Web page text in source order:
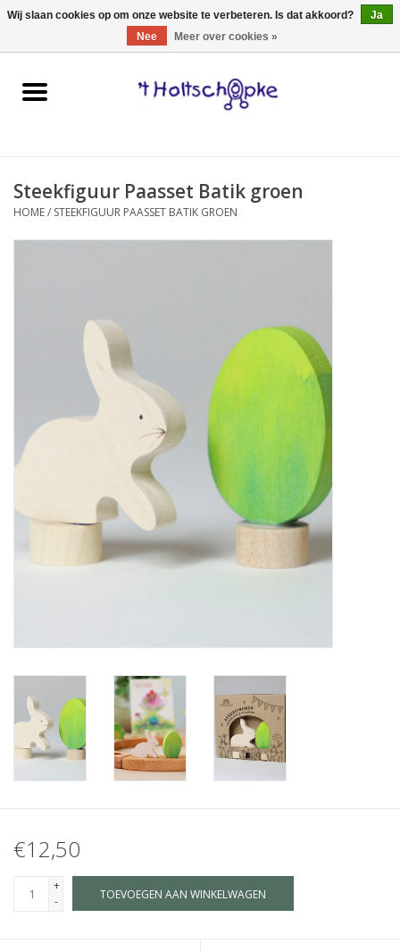
0 Artikelen - €0,00
Home
spellen
onderweg
hebbedingen
eten & drinken
Steekfiguur Paasset Batik groen
HOME/ STEEKFIGUUR PAASSET BATIK GROEN
€12,50
+
-
TOEVOEGEN AAN WINKELWAGEN
Wij slaan cookies op om onze website te verbeteren. Is dat akkoord?
Ja
Nee
Meer over cookies »